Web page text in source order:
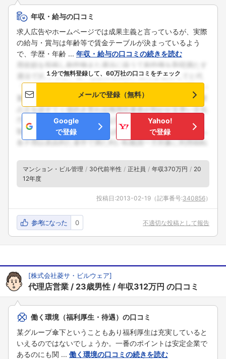
年収・給与の口コミ
求人広告やホームページでは成果主義と言っているが、実際
の給与・賞与は年齢等で賃金テーブルが決まっているよう
で、学歴・年齢 ... 年収・給与の口コミの続きを読む
１分で無料登録して、60万社の口コミをチェック
メールで登録（無料）
Google
で登録
Yahoo!
で登録
マンション・ビル管理 30代前半性 正社員 年収370万円
20
12年度
投稿日:2013-02-19 （記事番号:340856）
参考になった 0 不適切な投稿として報告
[株式会社菱サ・ビルウェア]
代理店営業 23歳男性 年収312万円 の口コミ
働く環境（福利厚生・待遇）の口コミ
某グループ傘下ということもあり福利厚生は充実していると
いえるのではないでしょうか。一番のポイントは安定企業で
あるのにも関 ... 働く環境の口コミの続きを読む